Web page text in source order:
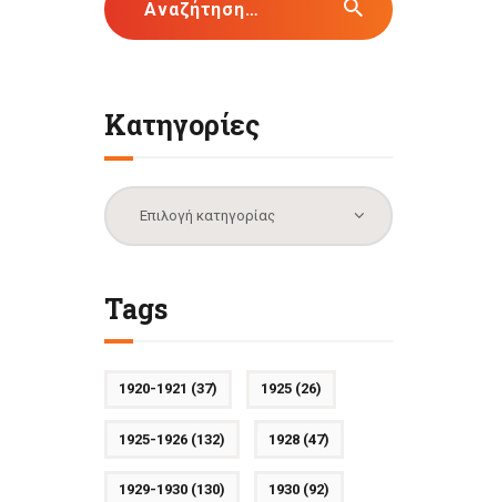
για:
Κατηγορίες
Κατηγορίες
Tags
1920-1921 (37) 1925(26)
1925-1926(132) 1928(47)
1929-1930(130) 1930(92)